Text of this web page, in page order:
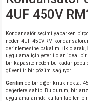
MARKA)
4UF 450V
Kondansatör seçimi yaparken
neden 4UF 450V RM
derinlemesine bakalım. İlk olarak,
uygulama için yeterli olan ideal
bir kapasite neden bu kadar
güvenilir bir çözüm sağlıyor.
Gerilim de bir diğer kritik nokta.
değerlere sahip. Bu durum, bir
uygulamalarında kullanılabilen